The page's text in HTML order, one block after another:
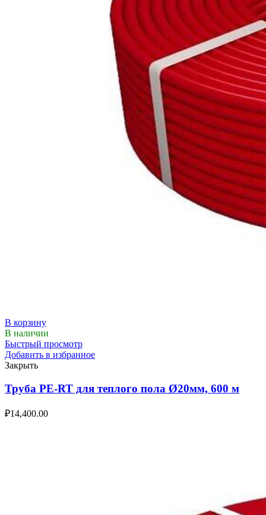
В корзину
В наличии
Быстрый просмотр
Добавить в избранное
Закрыть
Труба PE-RT для теплого пола Ø20мм, 600 м
₽14,400.00